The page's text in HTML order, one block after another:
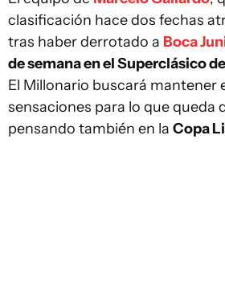
clasificación hace dos fechas
tras haber derrotado a Boca
de semana en el Superclásico
El Millonario buscará mantener
sensaciones para lo que queda
pensando también en la Copa